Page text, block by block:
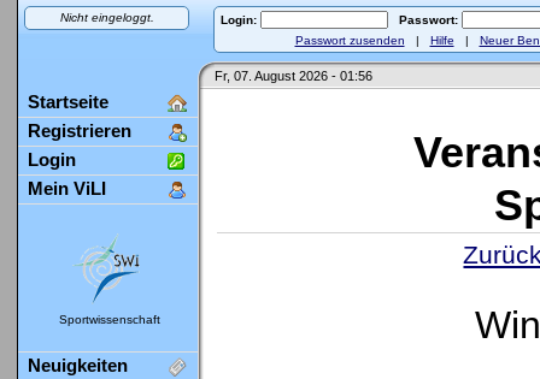
Nicht eingeloggt. Login:
Passwort:
Passwort zusenden | Hilfe | Neuer
Fr, 07. August 2026 - 01:56
Startseite
Registrieren
Login
Mein ViLI
Sportwissenschaft
Neuigkeiten